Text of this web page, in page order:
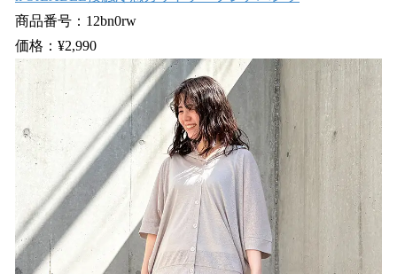
商品番号：12bn0rw
価格：¥2,990